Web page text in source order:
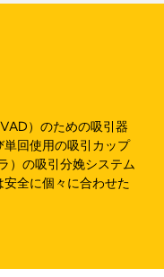
）のための吸引器
回使用の吸引カップ
）の吸引分娩システム
全に個々に合わせた